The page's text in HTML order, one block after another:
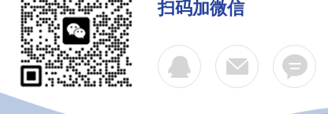
扫码加微信